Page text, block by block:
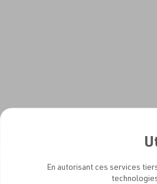
En autorisant ces services